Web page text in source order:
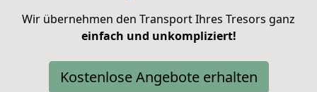
Wir übernehmen den Transport Ihres Tresors ganz
einfach und unkompliziert!
Kostenlose Angebote erhalten